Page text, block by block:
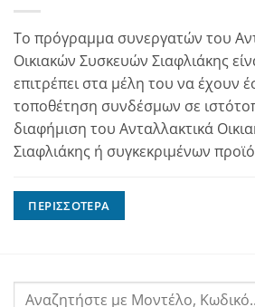
Το πρόγραμμα συνεργατών του
Οικιακών Συσκευών Σιαφλιάκης
επιτρέπει στα μέλη του να έχουν
τοποθέτηση συνδέσμων σε
διαφήμιση του Ανταλλακτικά
Σιαφλιάκης ή συγκεκριμένων
ΠΕΡΙΣΣΌΤΕΡΑ